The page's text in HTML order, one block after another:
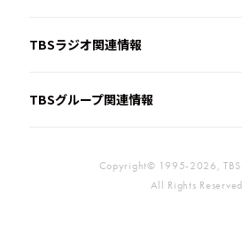
TBSラジオ関連情報
TBSグループ関連情報
Copyright© 1995-2026, TBS
All Rights